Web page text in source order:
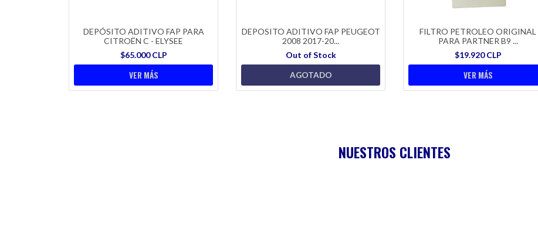
DEPÓSITO ADITIVO FAP PARA
CITROËN C - ELYSEE
$65.000 CLP
VER MÁS
DEPOSITO ADITIVO FAP PEUGEOT
2008 2017-20...
Out of Stock
AGOTADO
FILTRO PETROLEO ORIGINAL
PARA PARTNER B9 ...
$19.920 CLP
VER MÁS
NUESTROS CLIENTES